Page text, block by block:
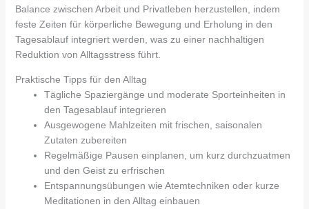
Balance zwischen Arbeit und Privatleben herzustellen, indem
feste Zeiten für körperliche Bewegung und Erholung in den
Tagesablauf integriert werden, was zu einer nachhaltigen
Reduktion von Alltagsstress führt.
Praktische Tipps für den Alltag
Tägliche Spaziergänge und moderate Sporteinheiten in
den Tagesablauf integrieren
Ausgewogene Mahlzeiten mit frischen, saisonalen
Zutaten zubereiten
Regelmäßige Pausen einplanen, um kurz durchzuatmen
und den Geist zu erfrischen
Entspannungsübungen wie Atemtechniken oder kurze
Meditationen in den Alltag einbauen